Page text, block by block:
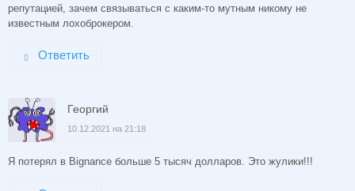
репутацией, зачем связываться с каким-то мутным никому не
известным лохоброкером.
Ответить
Георгий
10.12.2021 на 21:18
Я потерял в Bignance больше 5 тысяч долларов. Это жулики!!!